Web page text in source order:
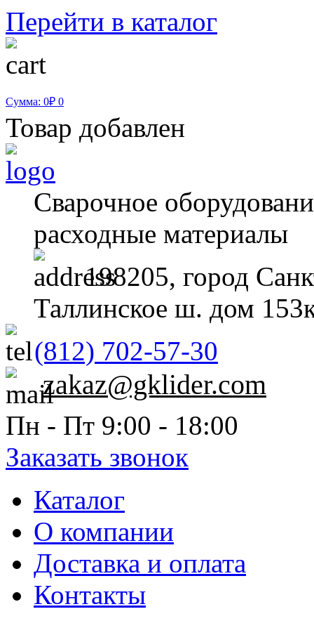
Перейти в каталог
Сумма: 0₽ 0
Товар добавлен
Сварочное
расходные материалы
198205, город
Таллинское ш. дом
(812) 702-57-30
zakaz@gklider.com
Пн - Пт 9:00 - 18:00
Заказать звонок
Каталог
О компании
Доставка и оплата
Контакты